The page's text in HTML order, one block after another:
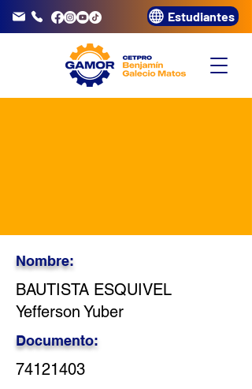
3320072 Estudiantes
Nombre:
BAUTISTA ESQUIVEL
Yefferson Yuber
Documento:
74121403